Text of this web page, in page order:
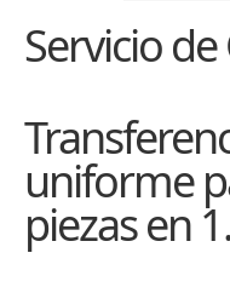
Servicio
uniforme
piezas en